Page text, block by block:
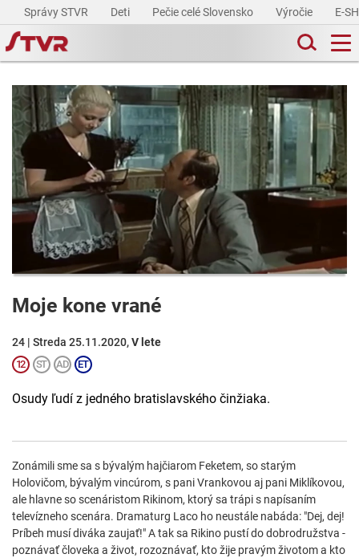
Správy STVR Deti Pečie celé Slovensko Výročie E-
Moje kone vrané
24 | Streda 25.11.2020,V lete
Osudy ľudí z jedného bratislavského činžiaka.
Zonámili sme sa s bývalým hajčiarom Feketem, so starým
Holovičom, bývalým vincúrom, s pani Vrankovou aj pani Miklíkovou,
ale hlavne so scenáristom Rikinom, ktorý sa trápi s napísaním
televízneho scenára. Dramaturg Laco ho neustále nabáda: "Dej, dej!
Príbeh musí diváka zaujať!" A tak sa Rikino pustí do dobrodružstva -
poznávať človeka a život, rozoznávať, kto žije pravým životom a kto